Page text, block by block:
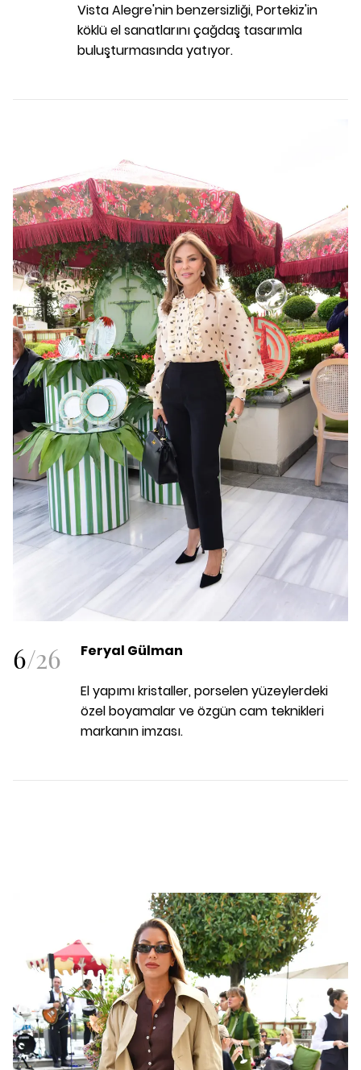
Vista Alegre'nin benzersizliği, Portekiz'in
köklü el sanatlarını çağdaş tasarımla
buluşturmasında yatıyor.
6/26 Feryal Gülman
El yapımı kristaller, porselen yüzeylerdeki
özel boyamalar ve özgün cam teknikleri
markanın imzası.